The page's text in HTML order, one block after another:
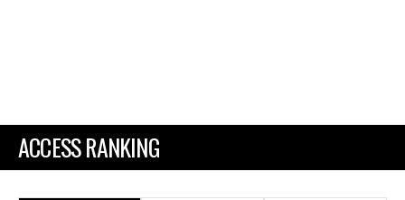
ACCESS RANKING